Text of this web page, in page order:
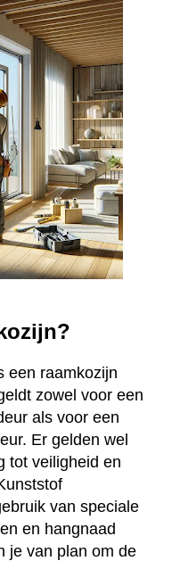
een raamkozijn
zowel voor een
als voor een
Er gelden wel
tot veiligheid en
van speciale
en hangnaad
je van plan om de